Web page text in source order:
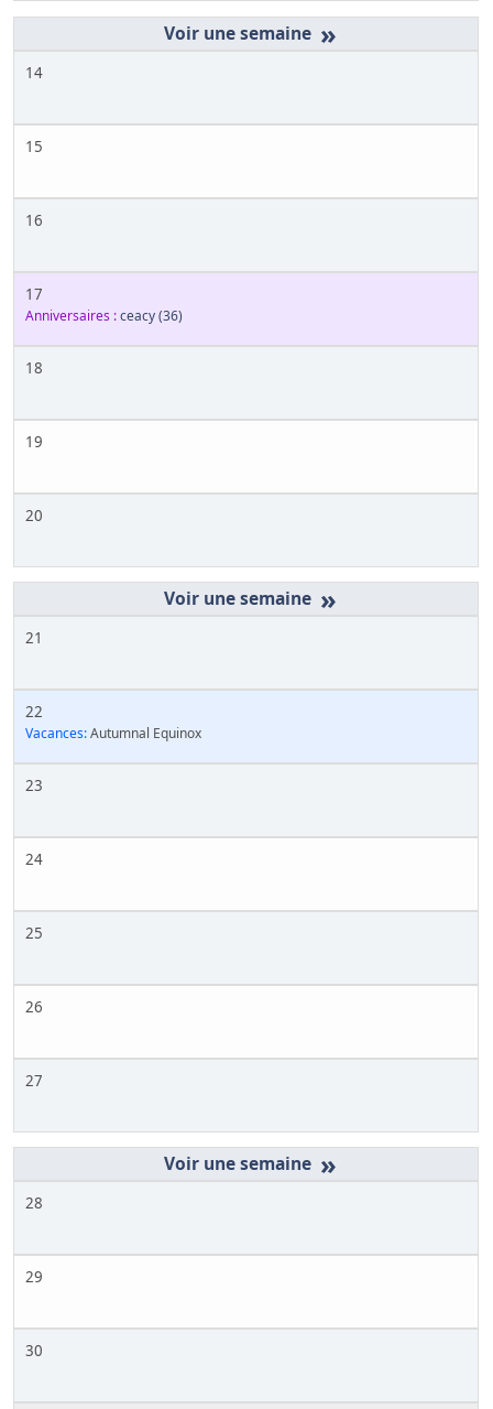
»
14
15
16
17
Anniversaires :ceacy(36)
18
19
20
»
21
22
Vacances:Autumnal Equinox
23
24
25
26
27
»
28
29
30